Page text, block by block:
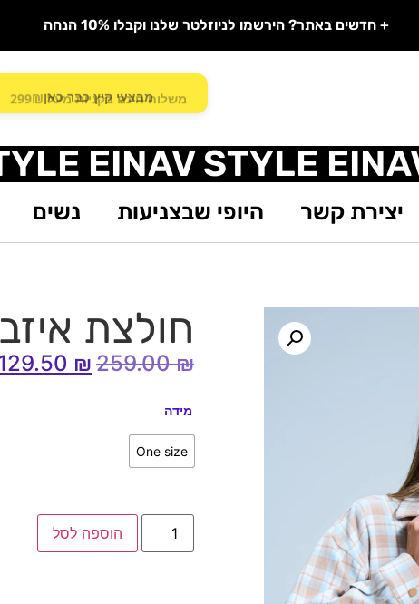
+ חדשים באתר? הירשמו לניוזלטר שלנו וקבלו 10% הנחה
משלוח חינם בקניות מעל 299₪
EINAV STYLE
יצירת קשר היופי שבצניעות נשים
חולצת
259.00₪
₪
מידה
One size
הוספה לסל